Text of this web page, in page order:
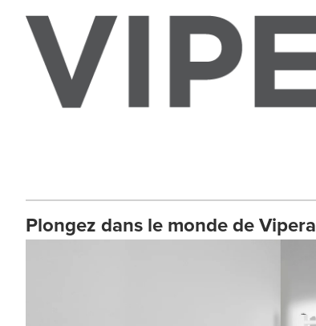
Plongez dans le monde de Vipera